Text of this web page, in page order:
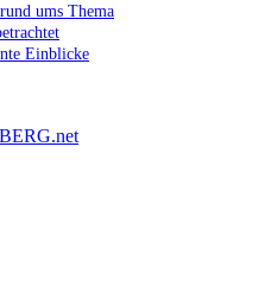
ums Thema
Einblicke